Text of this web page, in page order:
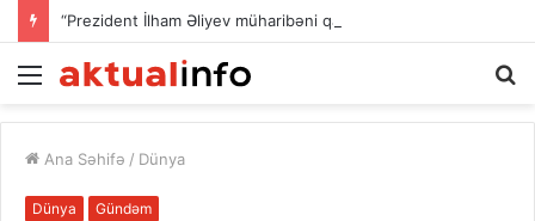
Menu
Ana Səhifə / Dünya
Dünya Gündəm